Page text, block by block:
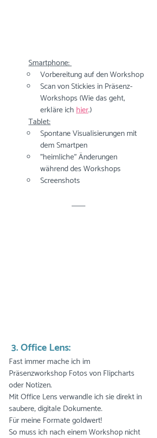
	Smartphone:
Vorbereitung auf den Workshop
Scan von Stickies in Präsenz-
Workshops (Wie das geht,
erkläre ich hier.)
	Tablet:
Spontane Visualisierungen mit
dem Smartpen
"heimliche" Änderungen
während des Workshops
Screenshots
3. Office Lens:
Fast immer mache ich im
Präsenzworkshop Fotos von Flipcharts
oder Notizen.
Mit Office Lens verwandle ich sie direkt in
saubere, digitale Dokumente.
Für meine Formate goldwert!
So muss ich nach einem Workshop nicht